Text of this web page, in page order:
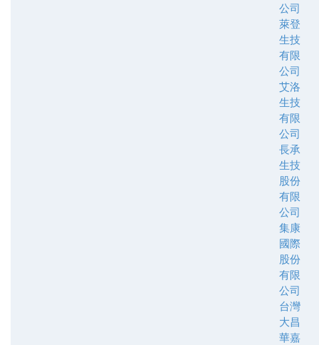
公司
萊登
生技
有限
公司
艾洛
生技
有限
公司
長承
生技
股份
有限
公司
集康
國際
股份
有限
公司
台灣
大昌
華嘉